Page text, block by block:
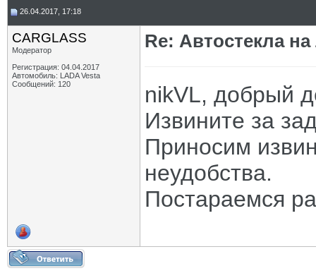
26.04.2017, 17:18
CARGLASS
Модератор
Регистрация: 04.04.2017
Автомобиль: LADA Vesta
Сообщений: 120
Re: Автостекла
nikVL, добрый
Извините за
Приносим
неудобства.
Постараемся